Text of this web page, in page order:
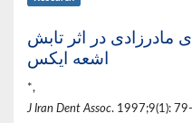
مادرزادی در اثر تابش
اشعه ایکس
*,
J Iran Dent Assoc. 1997;9(1):